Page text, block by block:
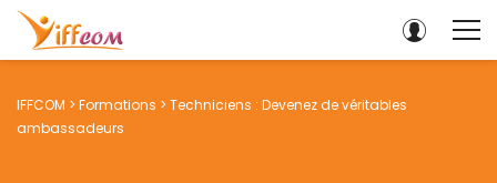
IFFCOM > Formations > Techniciens : Devenez de véritables
ambassadeurs